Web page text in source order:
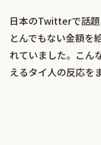
日本のTwitterで話
とんでもない金額を
れていました。こん
えるタイ人の反応を